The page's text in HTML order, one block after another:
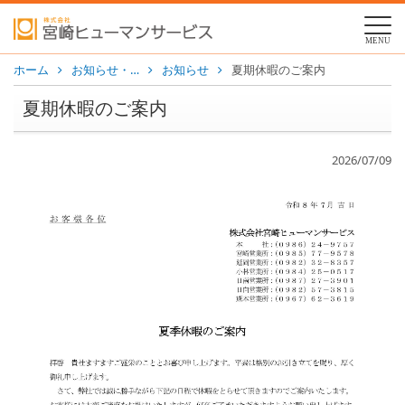
MENU
ホーム お知らせ・… お知らせ 夏期休暇のご案内
夏期休暇のご案内
2026/07/09